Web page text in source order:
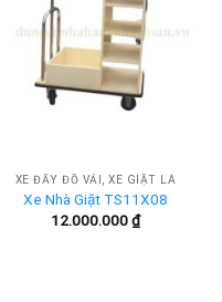
XE ĐẨY ĐỒ VẢI, XE GIẶT LÀ
Xe Nhà Giặt TS11X08
12.000.000₫